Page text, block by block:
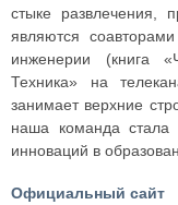
стыке развлечения,
являются
инженерии (книга
Техника» на
занимает верхние
наша команда стала
инноваций в
Официальный сайт